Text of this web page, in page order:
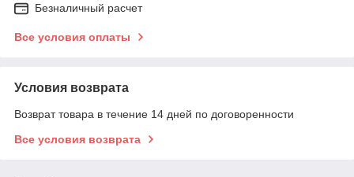
Безналичный расчет
Все условия оплаты
Условия возврата
Возврат товара в течение 14 дней по договоренности
Все условия возврата